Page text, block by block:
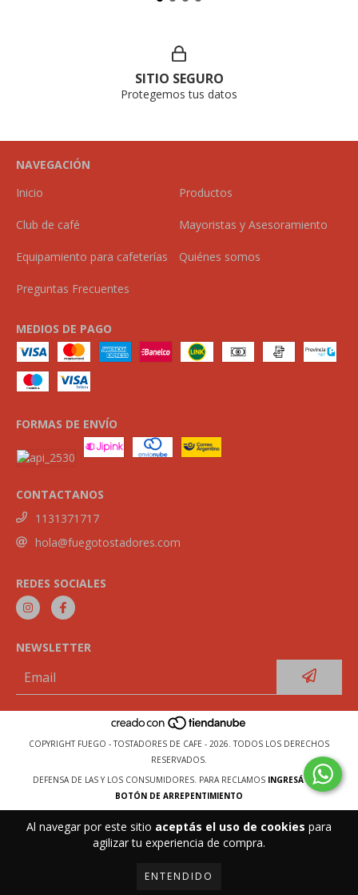
Al navegar por este sitio aceptás el uso de cookies para
agilizar tu experiencia de compra.
ENTENDIDO
SITIO SEGURO
Protegemos tus datos
NAVEGACIÓN
Inicio
Productos
Club de café Mayoristas y Asesoramiento
Equipamiento para cafeterías Quiénes somos
Preguntas Frecuentes
MEDIOS DE PAGO
FORMAS DE ENVÍO
CONTACTANOS
1131371717
hola@fuegotostadores.com
REDES SOCIALES
NEWSLETTER
COPYRIGHT FUEGO - TOSTADORES DE CAFE - 2026. TODOS LOS DERECHOS
RESERVADOS.
DEFENSA DE LAS Y LOS CONSUMIDORES. PARA RECLAMOS INGRESÁ ACÁ.
BOTÓN DE ARREPENTIMIENTO